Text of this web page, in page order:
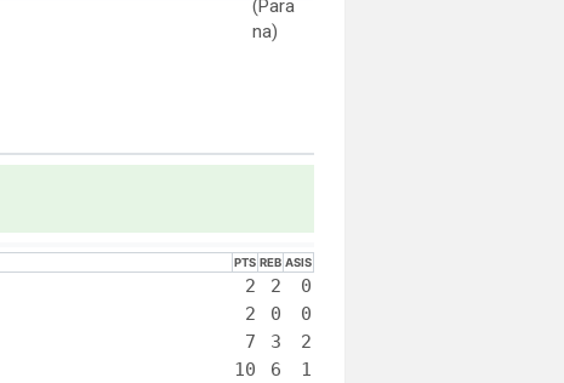
PTS REB ASIS
2 2 0
2 0 0
7 3 2
10 6 1